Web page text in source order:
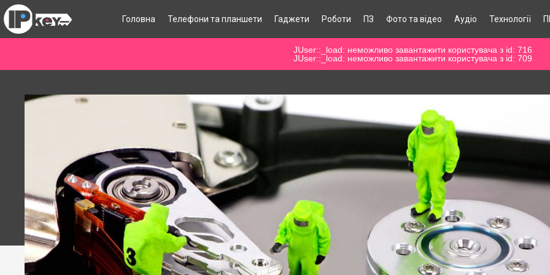
Головна Телефони та планшети Гаджети Роботи ПЗ Фото та відео Аудіо Технології
JUser::_load: неможливо завантажити користувача з id: 716
JUser::_load: неможливо завантажити користувача з id: 709